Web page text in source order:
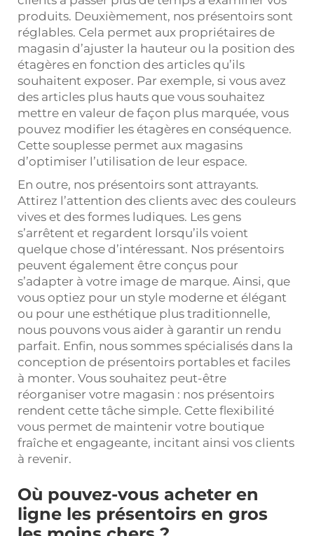
produits. Deuxièmement, nos présentoirs sont
réglables. Cela permet aux propriétaires de
magasin d’ajuster la hauteur ou la position des
étagères en fonction des articles qu’ils
souhaitent exposer. Par exemple, si vous avez
des articles plus hauts que vous souhaitez
mettre en valeur de façon plus marquée, vous
pouvez modifier les étagères en conséquence.
Cette souplesse permet aux magasins
d’optimiser l’utilisation de leur espace.
En outre, nos présentoirs sont attrayants.
Attirez l’attention des clients avec des couleurs
vives et des formes ludiques. Les gens
s’arrêtent et regardent lorsqu’ils voient
quelque chose d’intéressant. Nos présentoirs
peuvent également être conçus pour
s’adapter à votre image de marque. Ainsi, que
vous optiez pour un style moderne et élégant
ou pour une esthétique plus traditionnelle,
nous pouvons vous aider à garantir un rendu
parfait. Enfin, nous sommes spécialisés dans la
conception de présentoirs portables et faciles
à monter. Vous souhaitez peut-être
réorganiser votre magasin : nos présentoirs
rendent cette tâche simple. Cette flexibilité
vous permet de maintenir votre boutique
fraîche et engageante, incitant ainsi vos clients
à revenir.
Où pouvez-vous acheter en
ligne les présentoirs en gros